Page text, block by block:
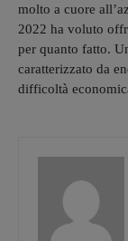
molto a cuore
2022 ha voluto
per quanto fatto.
caratterizzato da
difficoltà